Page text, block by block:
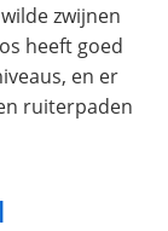
zwijnen
heeft goed
en er
ruiterpaden